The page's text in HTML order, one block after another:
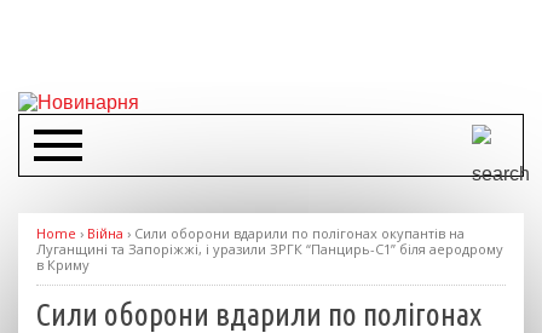
Home › Війна › Сили оборони вдарили по полігонах окупантів на
Луганщині та Запоріжжі, і уразили ЗРГК “Панцирь-С1” біля аеродрому
в Криму
Сили оборони вдарили по полігонах